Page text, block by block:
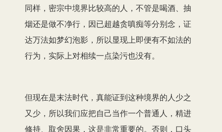
同样，密宗中境界比较高的人，不管是喝酒、抽
烟还是做不净行，因已超越贪嗔痴等分别念，证
达万法如梦幻泡影，所以显现上即便有不如法的
行为，实际上对相续一点染污也没有。
但现在是末法时代，真能证到这种境界的人少之
又少，所以我们应把自己当作一个普通人，精进
修持、取舍因果，这是非常重要的。否则，口头